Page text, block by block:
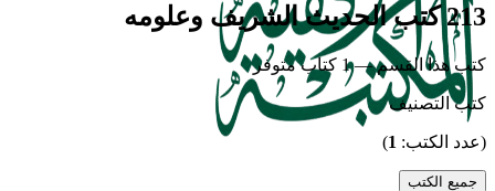
213 كتب الحديث الشريف وعلومه
كتب هذا القسم — 1 كتاب متوفر
كتب التصنيف
(عدد الكتب: 1
)
جميع الكتب